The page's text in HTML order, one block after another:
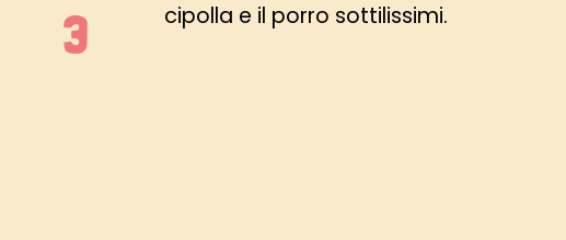
cipolla e il porro sottilissimi.